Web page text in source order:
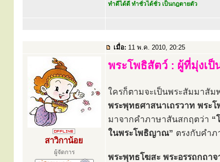
ทำดีได้ดี ทำชั่วได้ชั่ว เป็นกฎตายตัว
เมื่อ: 11 พ.ค. 2010, 20:25
สาวิกาน้อย
ผู้จัดการ
พระโพธิสัตว์ : ผู้ที่มุ่งเ
ใครก็ตามจะเป็นพระสัมมาสัม
พระพุทธศาสนาเถรวาท พระ
มาจากคำภาษาสันสกฤตว่า “
ในพระโพธิญาณ” ตรงกับคำภ
พระพุทธโฆสะ พระอรรถกถา